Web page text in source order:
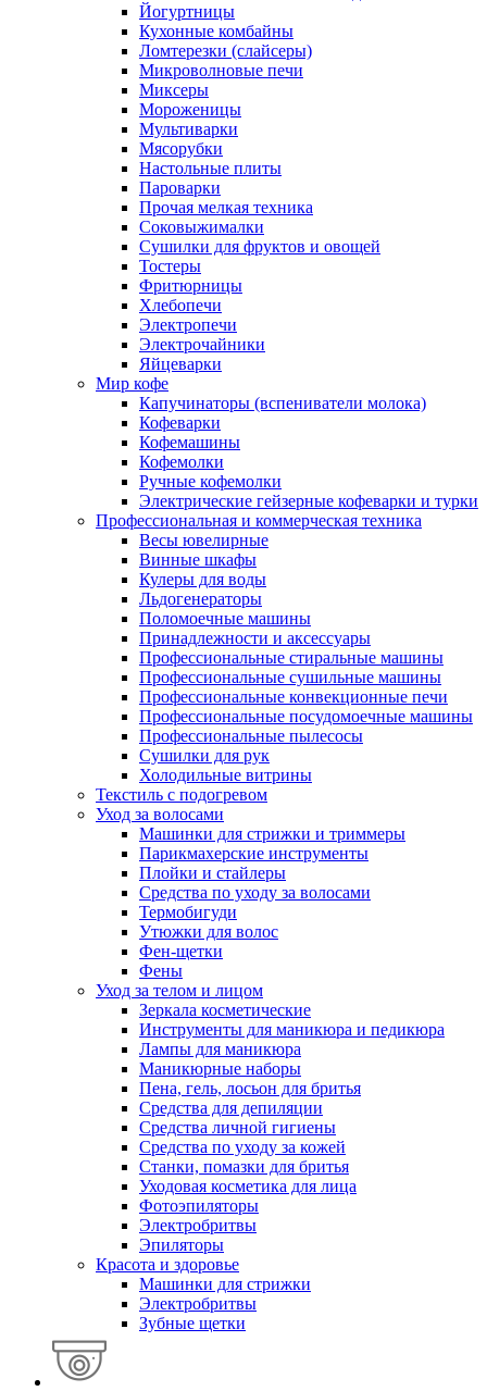
Йогуртницы
Кухонные комбайны
Ломтерезки (слайсеры)
Микроволновые печи
Миксеры
Мороженицы
Мультиварки
Мясорубки
Настольные плиты
Пароварки
Прочая мелкая техника
Соковыжималки
Сушилки для фруктов и овощей
Тостеры
Фритюрницы
Хлебопечи
Электропечи
Электрочайники
Яйцеварки
Мир кофе
Капучинаторы (вспениватели молока)
Кофеварки
Кофемашины
Кофемолки
Ручные кофемолки
Электрические гейзерные кофеварки и турки
Профессиональная и коммерческая техника
Весы ювелирные
Винные шкафы
Кулеры для воды
Льдогенераторы
Поломоечные машины
Принадлежности и аксессуары
Профессиональные стиральные машины
Профессиональные сушильные машины
Профессиональные конвекционные печи
Профессиональные посудомоечные машины
Профессиональные пылесосы
Сушилки для рук
Холодильные витрины
Текстиль с подогревом
Уход за волосами
Машинки для стрижки и триммеры
Парикмахерские инструменты
Плойки и стайлеры
Средства по уходу за волосами
Термобигуди
Утюжки для волос
Фен-щетки
Фены
Уход за телом и лицом
Зеркала косметические
Инструменты для маникюра и педикюра
Лампы для маникюра
Маникюрные наборы
Пена, гель, лосьон для бритья
Средства для депиляции
Средства личной гигиены
Средства по уходу за кожей
Станки, помазки для бритья
Уходовая косметика для лица
Фотоэпиляторы
Электробритвы
Эпиляторы
Красота и здоровье
Машинки для стрижки
Электробритвы
Зубные щетки